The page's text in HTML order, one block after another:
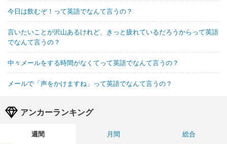
今日は飲むぞ！って英語でなんて言うの？
言いたいことが沢山あるけれど、きっと疲れているだろうからって英語
でなんて言うの？
中々メールをする時間がなくてって英語でなんて言うの？
メールで「声をかけますね」って英語でなんて言うの？
アンカーランキング
週間 月間
総合